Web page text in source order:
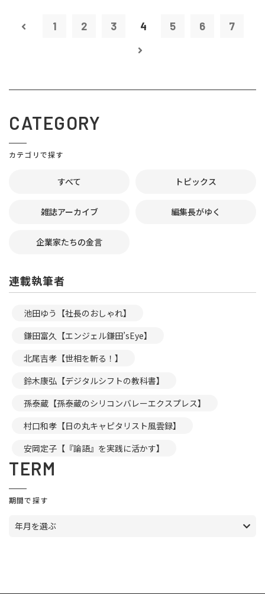
1 2 3 4 5 6 7
CATEGORY
カテゴリで探す
すべて トピックス
雑誌アーカイブ 編集長がゆく
企業家たちの金言
連載執筆者
池田ゆう【社長のおしゃれ】
鎌田富久【エンジェル鎌田’sEye】
北尾吉孝【世相を斬る！】
鈴木康弘【デジタルシフトの教科書】
孫泰蔵【孫泰蔵のシリコンバレーエクスプレス】
村口和孝【日の丸キャピタリスト風雲録】
安岡定子【『論語』を実践に活かす】
TERM
期間で探す
年月を選ぶ